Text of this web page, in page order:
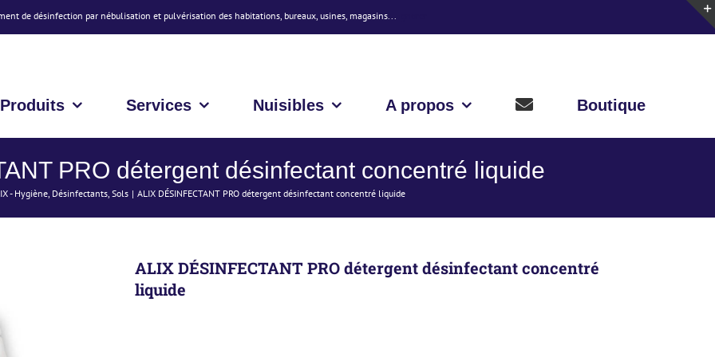
de désinfection par nébulisation et pulvérisation des habitations, bureaux, usines, magasins...
Produits Services Nuisibles A propos Boutique
PRO détergent désinfectant concentré liquide
- Hygiène Désinfectants Sols ALIX DÉSINFECTANT PRO détergent désinfectant concentré liquide
ALIX DÉSINFECTANT PRO détergent désinfectant concentré
liquide